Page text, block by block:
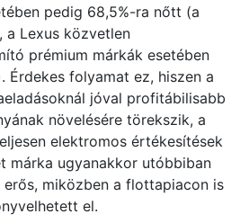
pedig 68,5%-ra nőtt (a
a Lexus közvetlen
prémium márkák esetében
folyamat ez, hiszen a
jóval profitábilisabb
növelésére törekszik, a
elektromos értékesítések
márka ugyanakkor utóbbiban
miközben a flottapiacon is
el.